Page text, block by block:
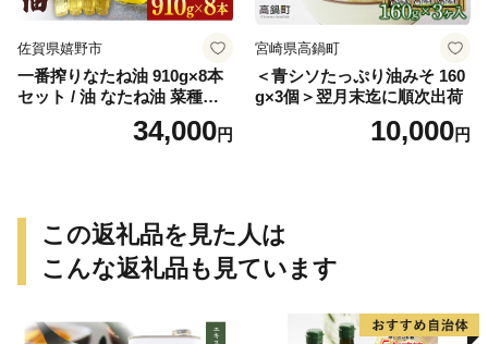
佐賀県嬉野市
一番搾りなたね油 910g×8本
セット / 油 なたね油 菜種油
ナタネ【山下製油】 [NBE00
34,000円
宮崎県高鍋町
＜青シソたっぷり油みそ 160
g×3個＞翌月末迄に順次出荷
10,000円
この返礼品を見た人は
こんな返礼品も見ています